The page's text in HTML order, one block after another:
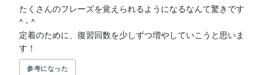
たくさんのフレーズを覚えられるようになるなんて驚きです
^ - ^
定着のために、復習回数を少しずつ増やしていこうと思いま
す！
参考になった